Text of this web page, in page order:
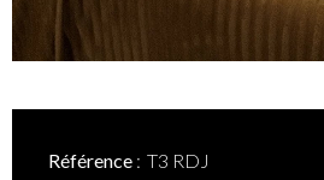
Référence
T3 RDJ